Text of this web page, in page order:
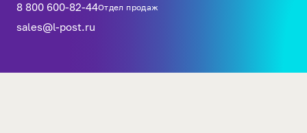
8 800 600-82-44Отдел продаж
sales@l-post.ru